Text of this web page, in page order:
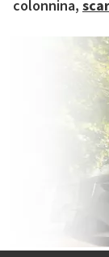
colonnina,